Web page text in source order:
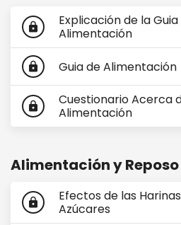
lock
Explicación de la
Alimentación
lock Guia de Alimentación
lock
Cuestionario Acerca
Alimentación
Alimentación y
lock
Efectos de las
Azúcares